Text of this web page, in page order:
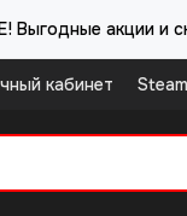
Выгодные акции и
кабинет Steam